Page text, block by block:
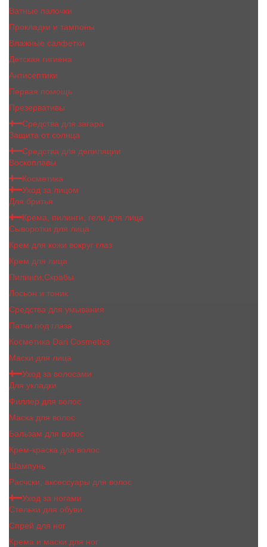
Ватные палочки
Прокладки и тампоны
Влажные салфетки
Детская гигиена
Антисептики
Первая помощь
Презервативы
Средства для загара
Защита от солнца
Средства для депиляции
Воскоплавы
Косметика
Уход за лицом
Для бритья
Крема, пилинги, гели для лица
Сыворотки для лица
Крем для кожи вокруг глаз
Крем для лица
Пилинги,Скрабы
Лосьон и тоник
Средства для умывания
Патчи под глаза
Косметика Dari Cosmetics
Маски для лица
Уход за волосами
Для укладки
Филлер для волос
Маска для волос
Бальзам для волос
Крем-краска для волос
Шампунь
Расчски, аксессуары для волос
Уход за ногами
Стельки для обуви
Спрей для ног
Крема и маски для ног